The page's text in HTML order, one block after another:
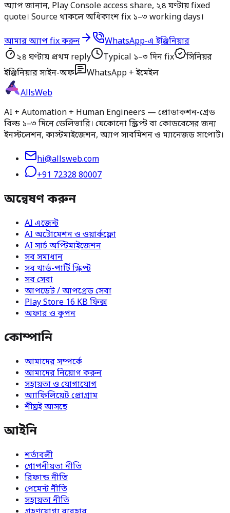
অ্যাপ জানান, Play Console access share, ২৪ ঘণ্টায় fixed
quote। Source থাকলে অধিকাংশ fix ১–৩ working days।
আমার অ্যাপ fix করুন
WhatsApp-এ ইঞ্জিনিয়ার
২৪ ঘণ্টায় প্রথম reply
Typical ১–৩ দিন fix
সিনিয়র
ইঞ্জিনিয়ার সাইন-অফ
WhatsApp + ইমেইল
AllsWeb
AI + Automation + Human Engineers — প্রোডাকশন-গ্রেড
বিল্ড ১–৩ দিনে ডেলিভারি। যেকোনো স্ক্রিপ্ট বা কোডবেসের জন্য
ইনস্টলেশন, কাস্টমাইজেশন, অ্যাপ সাবমিশন ও ম্যানেজড সাপোর্ট।
hi@allsweb.com
+91 72328 80007
অন্বেষণ করুন
AI এজেন্ট
AI অটোমেশন ও ওয়ার্কফ্লো
AI সার্চ অপ্টিমাইজেশন
সব সমাধান
সব থার্ড-পার্টি স্ক্রিপ্ট
সব সেবা
আপডেট / আপগ্রেড সেবা
Play Store 16 KB ফিক্স
অফার ও কুপন
কোম্পানি
আমাদের সম্পর্কে
আমাদের নিয়োগ করুন
সহায়তা ও যোগাযোগ
অ্যাফিলিয়েট প্রোগ্রাম
শীঘ্রই আসছে
আইনি
শর্তাবলী
গোপনীয়তা নীতি
রিফান্ড নীতি
পেমেন্ট নীতি
সহায়তা নীতি